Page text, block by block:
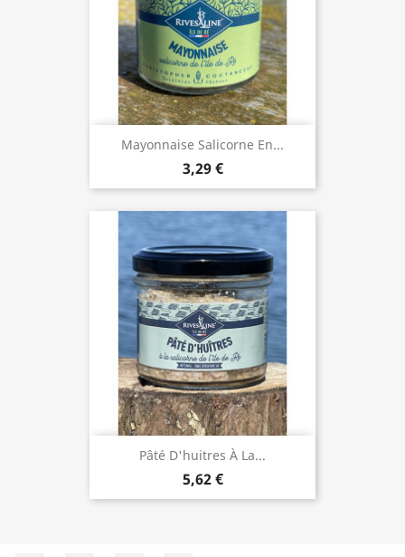
Mayonnaise Salicorne En...
3,29 €
Pâté D'huitres À La...
5,62 €